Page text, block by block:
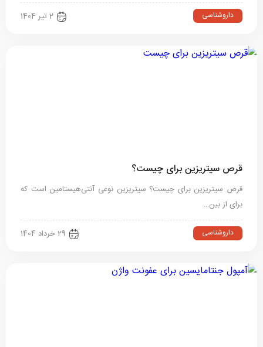
داروشناسی 2 تیر 1404
قرص سیتریزین برای چیست؟
قرص سیتریزین برای چیست؟ سیتریزین نوعی آنتی‌هیستامین‌ است که
برای از بین…
داروشناسی 29 خرداد 1404